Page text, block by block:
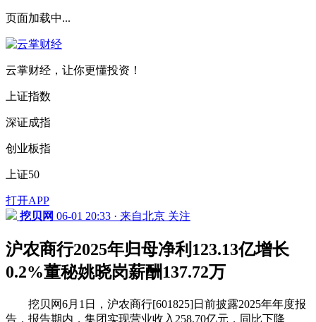
页面加载中...
云掌财经，让你更懂投资！
上证指数
深证成指
创业板指
上证50
打开APP
挖贝网 06-01 20:33 · 来自北京 关注
沪农商行2025年归母净利123.13亿增长
0.2%董秘姚晓岗薪酬137.72万
挖贝网6月1日，沪农商行[601825]日前披露2025年年度报
告，报告期内，集团实现营业收入258.70亿元，同比下降